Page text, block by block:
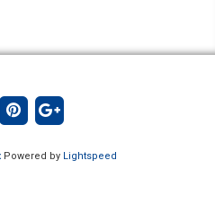
Powered by Lightspeed